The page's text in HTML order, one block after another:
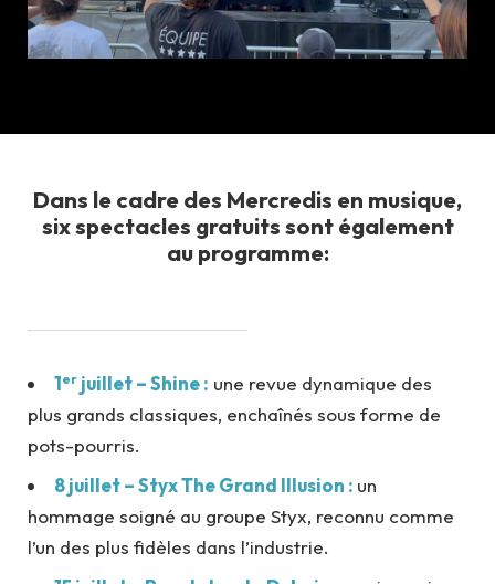
Dans le cadre des Mercredis en musique,
six spectacles gratuits sont également
au programme:
1er juillet – Shine : une revue dynamique des
plus grands classiques, enchaînés sous forme de
pots-pourris.
8 juillet – Styx The Grand Illusion : un
hommage soigné au groupe Styx, reconnu comme
l’un des plus fidèles dans l’industrie.